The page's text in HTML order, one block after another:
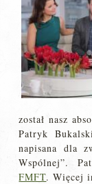
został nasz
Patryk
napisana dla
Wspólnej”.
FMFT. Więcej